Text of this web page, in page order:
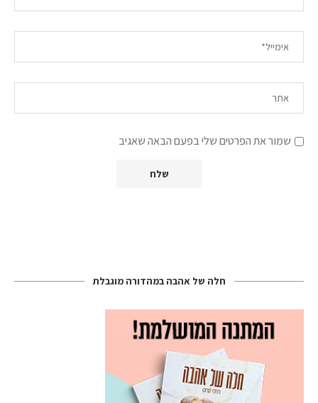
שמור את הפרטים שלי בפעם הבאה שאגיב
חלה של אהבה במהדורה מוגבלת